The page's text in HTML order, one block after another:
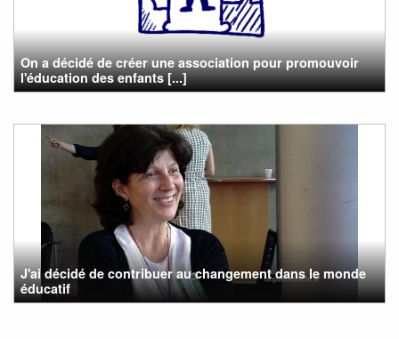
On a décidé de créer une association pour promouvoir
l'éducation des enfants [...]
J'ai décidé de contribuer au changement dans le monde
éducatif